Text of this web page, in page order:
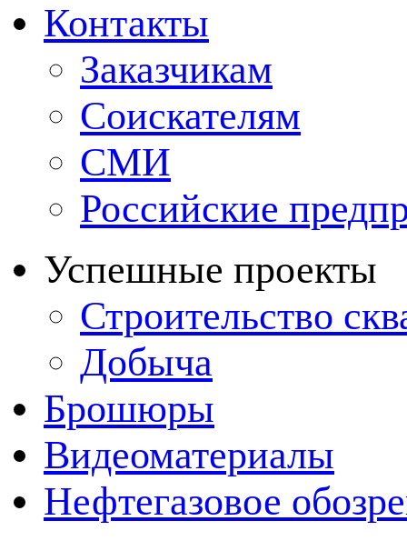
Контакты
Заказчикам
Соискателям
СМИ
Российские
Успешные проекты
Строительство
Добыча
Брошюры
Видеоматериалы
Нефтегазовое